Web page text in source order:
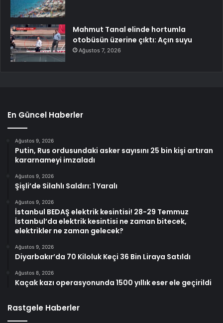
Mahmut Tanal elinde hortumla
otobüsün üzerine çıktı: Açın suyu
Ağustos 7, 2026
En Güncel Haberler
Ağustos 9, 2026
Putin, Rus ordusundaki asker sayısını 25 bin kişi artıran
kararnameyi imzaladı
Ağustos 9, 2026
Şişli’de Silahlı Saldırı: 1 Yaralı
Ağustos 9, 2026
İstanbul BEDAŞ elektrik kesintisi! 28-29 Temmuz
İstanbul’da elektrik kesintisi ne zaman bitecek,
elektrikler ne zaman gelecek?
Ağustos 9, 2026
Diyarbakır’da 70 Kiloluk Keçi 36 Bin Liraya Satıldı
Ağustos 8, 2026
Kaçak kazı operasyonunda 1500 yıllık eser ele geçirildi
Rastgele Haberler